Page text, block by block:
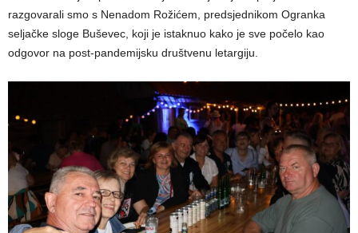
razgovarali smo s Nenadom Rožićem, predsjednikom Ogranka
seljačke sloge Buševec, koji je istaknuo kako je sve počelo kao
odgovor na post-pandemijsku društvenu letargiju.